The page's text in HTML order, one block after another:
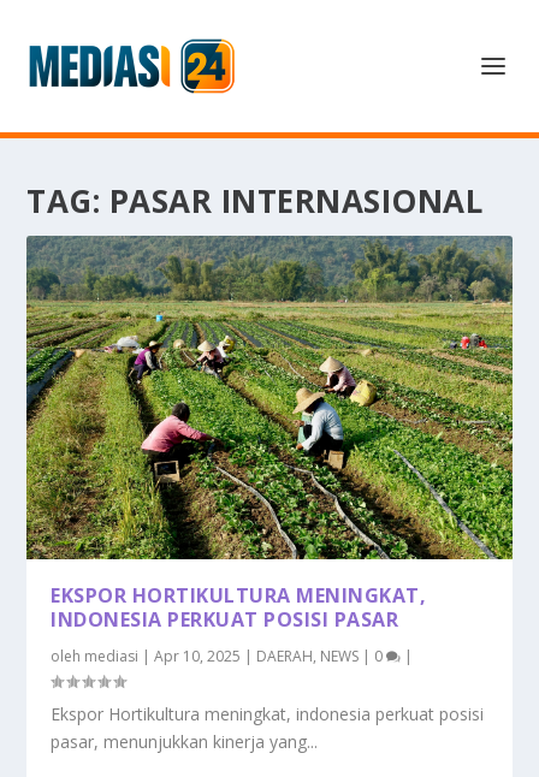
TAG: PASAR INTERNASIONAL
EKSPOR HORTIKULTURA MENINGKAT,
INDONESIA PERKUAT POSISI PASAR
oleh mediasi |Apr 10, 2025 | DAERAH, NEWS | 0 |
Ekspor Hortikultura meningkat, indonesia perkuat posisi
pasar, menunjukkan kinerja yang...